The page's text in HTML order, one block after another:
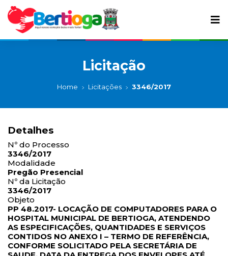
Licitação
Home Licitações 3346/2017
Detalhes
Nº do Processo
3346/2017
Modalidade
Pregão Presencial
Nº da Licitação
3346/2017
Objeto
PP 48.2017- LOCAÇÃO DE COMPUTADORES PARA O
HOSPITAL MUNICIPAL DE BERTIOGA, ATENDENDO
AS ESPECIFICAÇÕES, QUANTIDADES E SERVIÇOS
CONTIDOS NO ANEXO I – TERMO DE REFERÊNCIA,
CONFORME SOLICITADO PELA SECRETÁRIA DE